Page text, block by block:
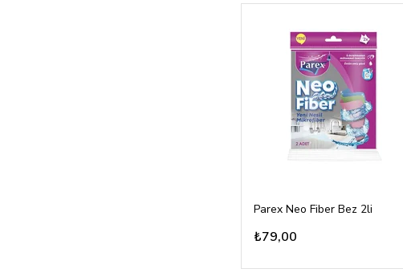
Parex Neo Fiber Bez 2li
₺79,00